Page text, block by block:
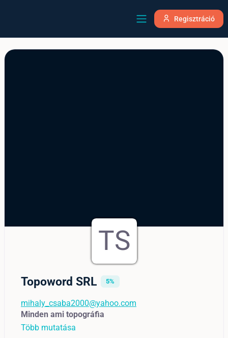
Regisztráció
TS
Topoword SRL 5%
mihaly_csaba2000@yahoo.com
Minden ami topográfia
Több mutatása